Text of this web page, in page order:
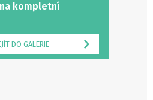
kompletní
DO GALERIE